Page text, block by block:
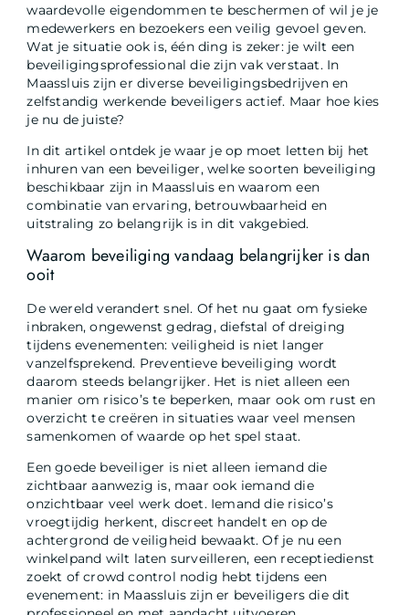
waardevolle eigendommen te beschermen of wil je je
medewerkers en bezoekers een veilig gevoel geven.
Wat je situatie ook is, één ding is zeker: je wilt een
beveiligingsprofessional die zijn vak verstaat. In
Maassluis zijn er diverse beveiligingsbedrijven en
zelfstandig werkende beveiligers actief. Maar hoe kies
je nu de juiste?
In dit artikel ontdek je waar je op moet letten bij het
inhuren van een beveiliger, welke soorten beveiliging
beschikbaar zijn in Maassluis en waarom een
combinatie van ervaring, betrouwbaarheid en
uitstraling zo belangrijk is in dit vakgebied.
Waarom beveiliging vandaag belangrijker is dan
ooit
De wereld verandert snel. Of het nu gaat om fysieke
inbraken, ongewenst gedrag, diefstal of dreiging
tijdens evenementen: veiligheid is niet langer
vanzelfsprekend. Preventieve beveiliging wordt
daarom steeds belangrijker. Het is niet alleen een
manier om risico’s te beperken, maar ook om rust en
overzicht te creëren in situaties waar veel mensen
samenkomen of waarde op het spel staat.
Een goede beveiliger is niet alleen iemand die
zichtbaar aanwezig is, maar ook iemand die
onzichtbaar veel werk doet. Iemand die risico’s
vroegtijdig herkent, discreet handelt en op de
achtergrond de veiligheid bewaakt. Of je nu een
winkelpand wilt laten surveilleren, een receptiedienst
zoekt of crowd control nodig hebt tijdens een
evenement: in Maassluis zijn er beveiligers die dit